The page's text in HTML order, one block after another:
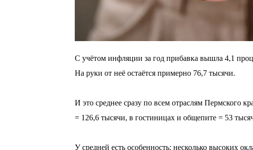
С учётом инфляции за год прибавка вышла 4,1
На руки от неё остаётся примерно 76,7 тысячи.
И это среднее сразу по всем отраслям Пермского
= 126,6 тысячи, в гостиницах и общепите = 53
У средней есть особенность: несколько высоких